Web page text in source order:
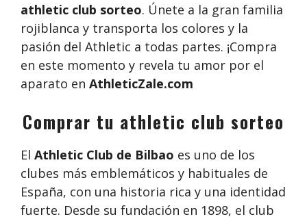
athletic club sorteo. Únete a la gran familia
rojiblanca y transporta los colores y la
pasión del Athletic a todas partes. ¡Compra
en este momento y revela tu amor por el
aparato en AthleticZale.com
Comprar tu athletic club sorteo
El Athletic Club de Bilbao es uno de los
clubes más emblemáticos y habituales de
España, con una historia rica y una identidad
fuerte. Desde su fundación en 1898, el club